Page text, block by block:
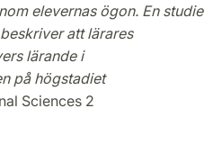
elevernas ögon. En studie
att lärares
lärande i
på högstadiet
Sciences 2